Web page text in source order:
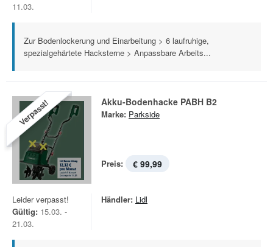
11.03.
Zur Bodenlockerung und Einarbeitung > 6 laufruhige,
spezialgehärtete Hacksterne > Anpassbare Arbeits...
Verpasst! Akku-Bodenhacke PABH B2
Marke: Parkside
Preis: € 99,99
Leider verpasst!
Gültig: 15.03. -
21.03.
Händler: Lidl